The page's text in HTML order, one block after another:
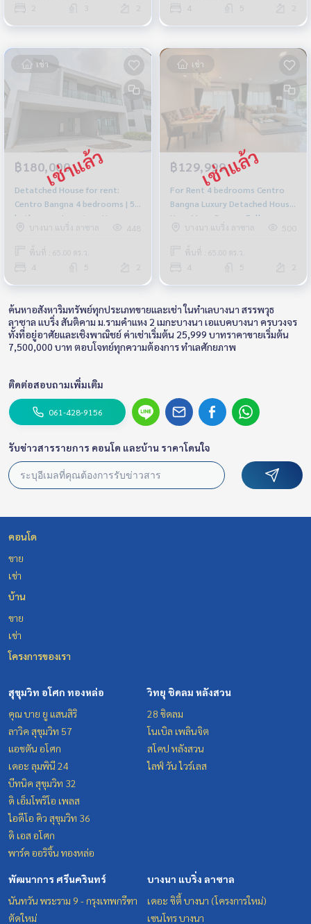
4 5
เช่า
฿180,000
Detatched House for rent:
Centro Bangna 4 bedrooms | 5
bathrooms Luxurious House
Near Mega Bangna . Fully
furnished Ready to move in
บางนา แบริ่ง ลาซาล 448
พื้นที่ : 65.00 ตร.ว.
4 5
เช่า
฿129,999
For Rent 4 bedrooms Centro
Bangna Luxury Detached House
Near Mega Bangna Fully
furnished Ready to move in
บางนา แบริ่ง ลาซาล 500
พื้นที่ : 65.00 ตร.ว.
4 5
ค้นหาอสังหาริมทรัพย์ทุกประเภทขายและเช่า ในทำเลบางนา สรรพวุธ
ลาซาล แบริ่ง สันติคาม ม.รามคำแหง 2 เมกะบางนา เอแบคบางนา ครบวงจร
ทั้งที่อยู่อาศัยและเชิงพาณิชย์ ค่าเช่าเริ่มต้น 25,999 บาทราคาขายเริ่มต้น
7,500,000 บาท ตอบโจทย์ทุกความต้องการ ทำเลศักยภาพ
ติดต่อสอบถามเพิ่มเติม
061-428-9156
รับข่าวสารรายการ คอนโด และบ้าน ราคาโดนใจ
คอนโด
ขาย
เช่า
บ้าน
ขาย
เช่า
โครงการของเรา
สุขุมวิท อโศก ทองหล่อ
คุณ บาย ยู แสนสิริ
ลาวิค สุขุมวิท 57
แอชตัน อโศก
เดอะ ลุมพินี 24
บีทนิค สุขุมวิท 32
ดิ เอ็มโพริโอ เพลส
ไอดีโอ คิว สุขุมวิท 36
ดิ เอส อโศก
พาร์ค ออริจิ้น ทองหล่อ
วิทยุ ชิดลม หลังสวน
28 ชิดลม
โนเบิล เพลินจิต
สโคป หลังสวน
ไลฟ์ วัน ไวร์เลส
พัฒนาการ ศรีนครินทร์
นันทวัน พระราม 9 - กรุงเทพกรีฑา
ตัดใหม่
บางนา แบริ่ง ลาซาล
เดอะ ซิตี้ บางนา (โครงการใหม่)
เซนโทร บางนา